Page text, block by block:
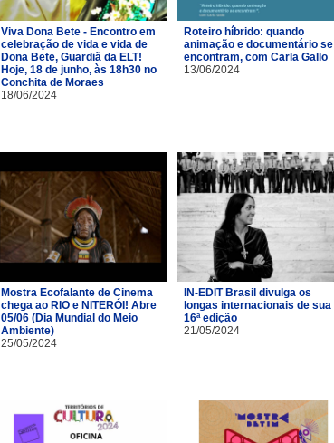
Viva Dona Bete - Encontro em
celebração de vida e vida de
Dona Bete, Guardiã da ELT!
Hoje, 18 de junho, às 18h30 no
Conchita de Moraes
18/06/2024
Roteiro híbrido: quando
animação e documentário se
encontram, com Carla Gallo
13/06/2024
Mostra Ecofalante de Cinema
chega ao RIO e NITERÓI! Abre
05/06 (Dia Mundial do Meio
Ambiente)
25/05/2024
IN-EDIT Brasil divulga os
longas internacionais de sua
16ª edição
21/05/2024